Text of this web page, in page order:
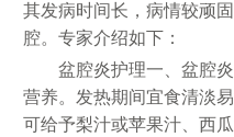
其发病时间长，病情较顽
腔。专家介绍如下：
盆腔炎护理一、盆腔
营养。发热期间宜食清淡
可给予梨汁或苹果汁、西